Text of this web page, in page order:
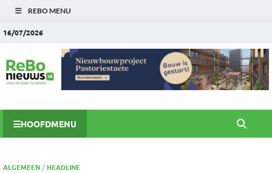
REBO MENU
16/07/2026
HOOFDMENU
ALGEMEEN/ HEADLINE